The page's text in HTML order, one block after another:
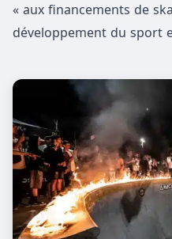
« aux financements de
développement du sport